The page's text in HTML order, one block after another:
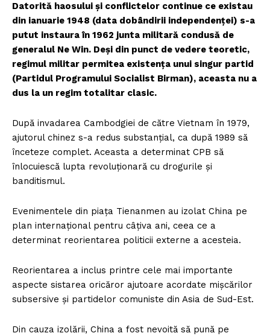
Datorită haosului şi conflictelor continue ce existau
din ianuarie 1948 (data dobândirii independenţei) s-a
putut instaura în 1962 junta militară condusă de
generalul Ne Win. Deşi din punct de vedere teoretic,
regimul militar permitea existenţa unui singur partid
(Partidul Programului Socialist Birman), aceasta nu a
dus la un regim totalitar clasic.
După invadarea Cambodgiei de către Vietnam în 1979,
ajutorul chinez s-a redus substanţial, ca după 1989 să
înceteze complet. Aceasta a determinat CPB să
înlocuiescă lupta revoluţionară cu drogurile şi
banditismul.
Evenimentele din piaţa Tienanmen au izolat China pe
plan internaţional pentru câţiva ani, ceea ce a
determinat reorientarea politicii externe a acesteia.
Reorientarea a inclus printre cele mai importante
aspecte sistarea oricăror ajutoare acordate mişcărilor
subsersive şi partidelor comuniste din Asia de Sud-Est.
Din cauza izolării, China a fost nevoită să pună pe